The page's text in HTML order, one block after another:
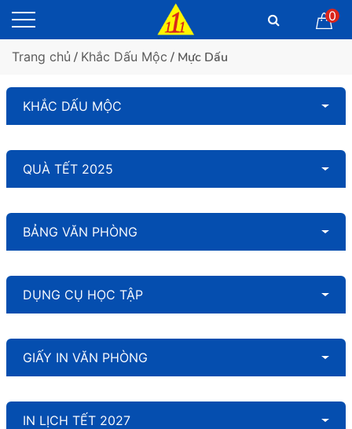
0
Trang chủ / Khắc Dấu Mộc / Mực Dấu
KHẮC DẤU MỘC
QUÀ TẾT 2025
BẢNG VĂN PHÒNG
DỤNG CỤ HỌC TẬP
GIẤY IN VĂN PHÒNG
IN LỊCH TẾT 2027